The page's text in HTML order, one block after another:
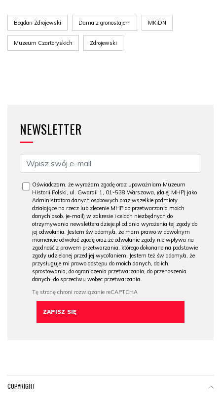
Bogdan Zdrojewski Dama z gronostajem MKiDN
Muzeum Czartoryskich Zdrojewski
NEWSLETTER
Oświadczam, że wyrażam zgodę oraz upoważniam Muzeum
Historii Polski, ul. Gwardii 1, 01-538 Warszawa, (dalej MHP) jako
Administratora danych osobowych oraz wszelkie podmioty
działające na rzecz lub zlecenie MHP do przetwarzania moich
danych osob. (e-mail) w zakresie i celach niezbędnych do
otrzymywania newslettera dzieje.pl od dnia wyrażenia tej zgody do
jej odwołania. Jestem świadomy/a, że mam prawo w dowolnym
momencie odwołać zgodę oraz że odwołanie zgody nie wpływa na
zgodność z prawem przetwarzania, którego dokonano na podstawie
zgody udzielonej przed jej wycofaniem. Jestem też świadomy/a, że
przysługuje mi prawo dostępu do moich danych, do ich
sprostowania, do ograniczenia przetwarzania, do przenoszenia
danych, do sprzeciwu wobec przetwarzania.
COPYRIGHT